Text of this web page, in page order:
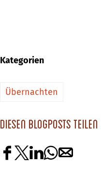
Kategorien
Übernachten
Diesen Blogposts teilen
D
D
D
D
D